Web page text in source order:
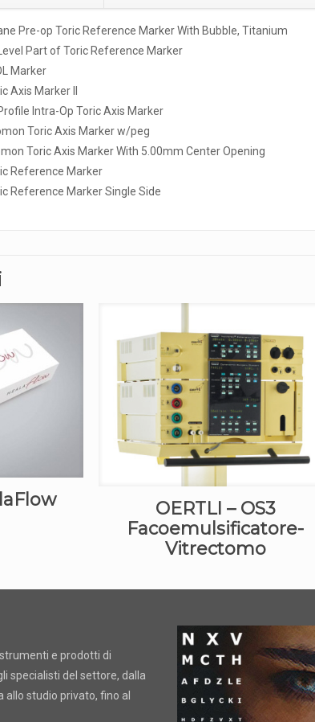
Pre-op Toric Reference Marker With Bubble, Titanium
Part of Toric Reference Marker
Marker
Axis Marker II
Intra-Op Toric Axis Marker
Toric Axis Marker w/peg
Toric Axis Marker With 5.00mm Center Opening
Reference Marker
Reference Marker Single Side
OERTLI – OS3
Facoemulsificatore-
Vitrectomo
e prodotti di
specialisti del settore, dalla
allo studio privato, fino al